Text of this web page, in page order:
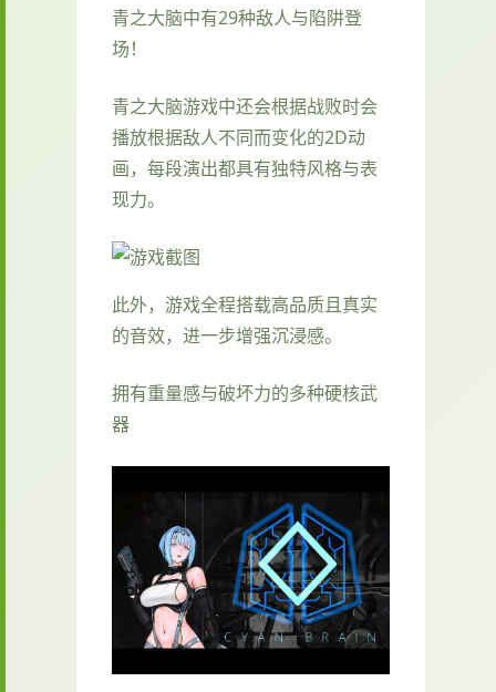
青之大脑中有29种敌人与陷阱登
场！
青之大脑游戏中还会根据战败时会
播放根据敌人不同而变化的2D动
画，每段演出都具有独特风格与表
现力。
此外，游戏全程搭载高品质且真实
的音效，进一步增强沉浸感。
拥有重量感与破坏力的多种硬核武
器